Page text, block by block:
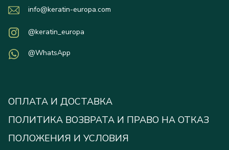
info@keratin-europa.com
@keratin_europa
@WhatsApp
ОПЛАТА И ДОСТАВКА
ПОЛИТИКА ВОЗВРАТА И ПРАВО НА ОТКАЗ
ПОЛОЖЕНИЯ И УСЛОВИЯ